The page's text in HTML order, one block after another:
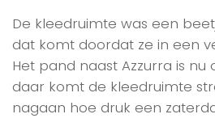
De kleedruimte was een
dat komt doordat ze in een
Het pand naast Azzurra is nu
daar komt de kleedruimte
nagaan hoe druk een